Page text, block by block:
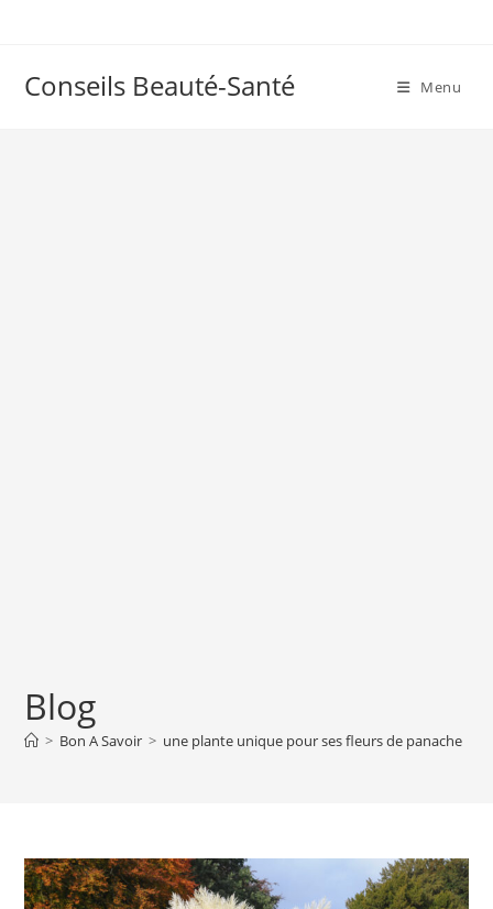
Conseils Beauté-Santé Menu
Blog
> Bon A Savoir > une plante unique pour ses fleurs de panache